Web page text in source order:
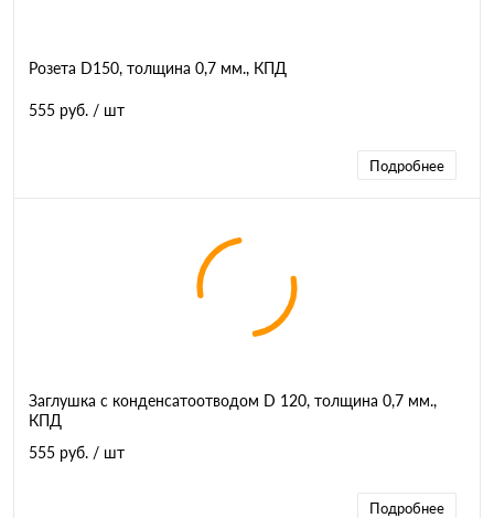
Розета D150, толщина 0,7 мм., КПД
555 руб. / шт
Подробнее
Заглушка с конденсатоотводом D 120, толщина 0,7 мм.,
КПД
555 руб. / шт
Подробнее